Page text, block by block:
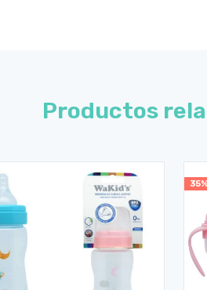
Productos
35%